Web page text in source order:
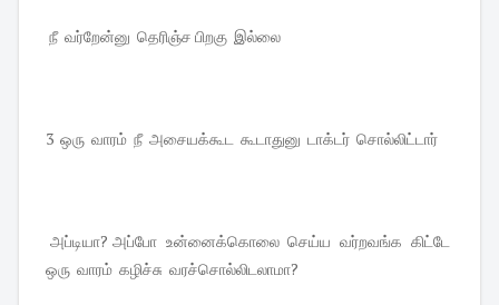
நீ வர்றேன்னு தெரிஞ்ச பிறகு இல்லை
3 ஒரு வாரம் நீ அசையக்கூட கூடாதுனு டாக்டர் சொல்லிட்டார்
அப்டியா? அப்போ உன்னைக்கொலை செய்ய வர்றவங்க கிட்டே
ஒரு வாரம் கழிச்சு வரச்சொல்லிடலாமா?